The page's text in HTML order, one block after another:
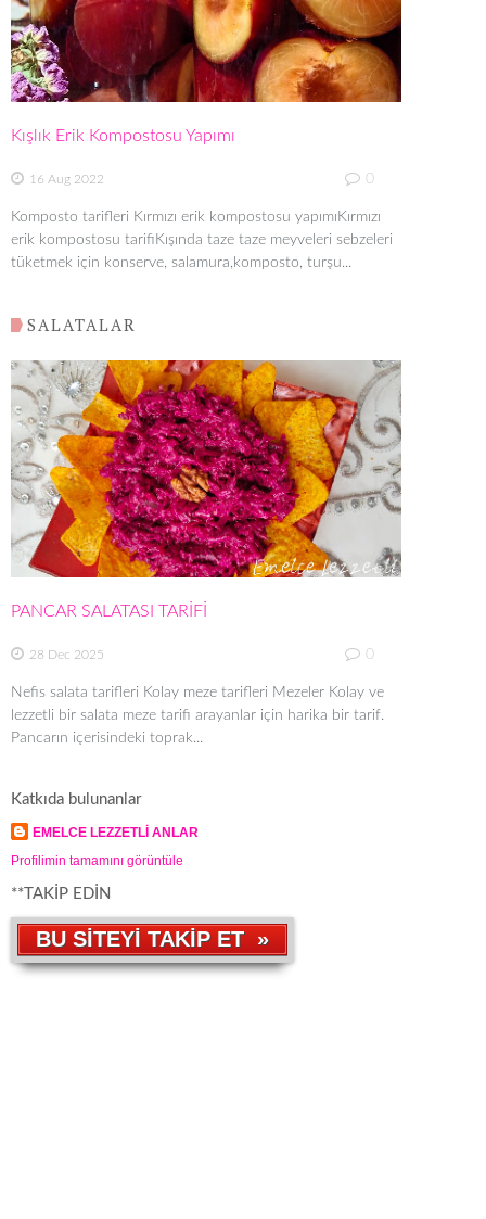
Kışlık Erik Kompostosu Yapımı
16 Aug 2022 0
Komposto tarifleri Kırmızı erik kompostosu yapımıKırmızı
erik kompostosu tarifiKışında taze taze meyveleri sebzeleri
tüketmek için konserve, salamura,komposto, turşu...
SALATALAR
PANCAR SALATASI TARİFİ
28 Dec 2025 0
Nefis salata tarifleri Kolay meze tarifleri Mezeler Kolay ve
lezzetli bir salata meze tarifi arayanlar için harika bir tarif.
Pancarın içerisindeki toprak...
Katkıda bulunanlar
EMELCE LEZZETLİ ANLAR
Profilimin tamamını görüntüle
**TAKİP EDİN
BU SİTEYİ TAKİP ET »